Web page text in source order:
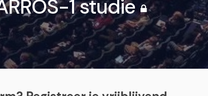
1 studie